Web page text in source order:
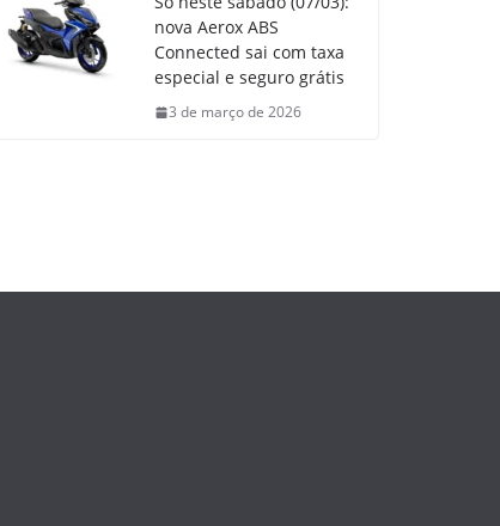
nova Aerox ABS
Connected sai com taxa
especial e seguro grátis
3 de março de 2026